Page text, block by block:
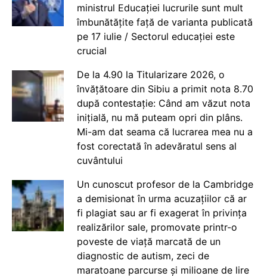
ministrul Educației lucrurile sunt mult
îmbunătățite față de varianta publicată
pe 17 iulie / Sectorul educației este
crucial
De la 4.90 la Titularizare 2026, o
învățătoare din Sibiu a primit nota 8.70
după contestație: Când am văzut nota
inițială, nu mă puteam opri din plâns.
Mi-am dat seama că lucrarea mea nu a
fost corectată în adevăratul sens al
cuvântului
Un cunoscut profesor de la Cambridge
a demisionat în urma acuzațiilor că ar
fi plagiat sau ar fi exagerat în privința
realizărilor sale, promovate printr-o
poveste de viață marcată de un
diagnostic de autism, zeci de
maratoane parcurse și milioane de lire